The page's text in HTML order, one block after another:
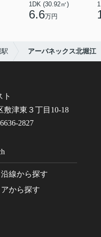
1DK (30.92㎡)
6.6万円
アーバネックス北堀江
ト
敷津東３丁目10-18
2827
線から探す
から探す